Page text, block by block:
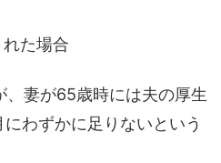
れた場合
、妻が65歳時には夫の厚生
わずかに足りないという